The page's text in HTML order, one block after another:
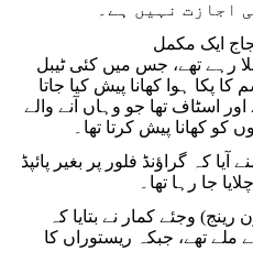
ایک مکمل
رہے تھے، جس میں کئی ٹیبل
پکا ہوا کھانا پیش کیا جاتا
اسٹاف تھا جو وہاں آنے والے
کو کھانا پیش کرتا تھا۔
کہ گراؤنڈ فلور پر بغیر پائپڈ
جا رہا تھا۔
وجئے کمار نے بتایا کہ
تھے، جبکہ ریستوراں کا